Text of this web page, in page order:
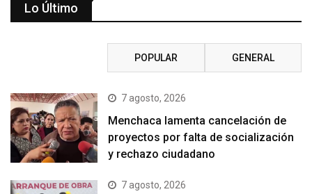
Lo Último
POPULAR GENERAL
7 agosto, 2026
Menchaca lamenta cancelación de
proyectos por falta de socialización
y rechazo ciudadano
7 agosto, 2026